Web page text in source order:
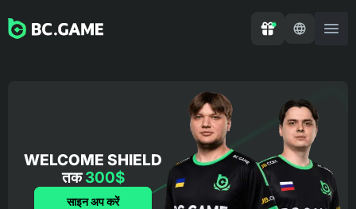
WELCOME SHIELD
तक300$
साइन अप करें